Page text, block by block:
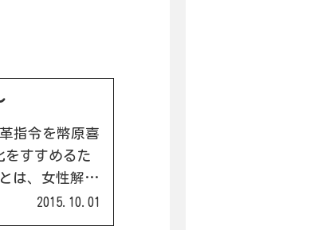
指令を幣原喜
をすすめるた
は、女性解
経済民主化の5
はじめます。
2015.10.01